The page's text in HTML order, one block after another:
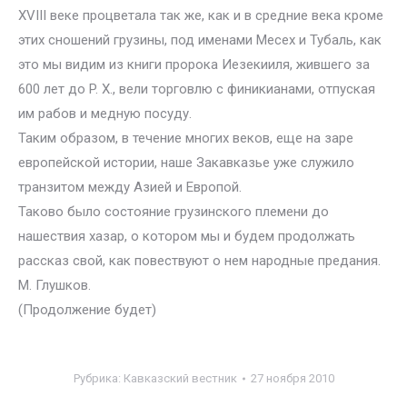
XVIII веке процветала так же, как и в средние века кроме
этих сношений грузины, под именами Месех и Тубаль, как
это мы видим из книги пророка Иезекииля, жившего за
600 лет до P. X., вели торговлю с финикианами, отпуская
им рабов и медную посуду.
Таким образом, в течение многих веков, еще на заре
европейской истории, наше Закавказье уже служило
транзитом между Азией и Европой.
Таково было состояние грузинского племени до
нашествия хазар, о котором мы и будем продолжать
рассказ свой, как повествуют о нем народные предания.
М. Глушков.
(Продолжение будет)
Рубрика: Кавказский вестник 27 ноября 2010